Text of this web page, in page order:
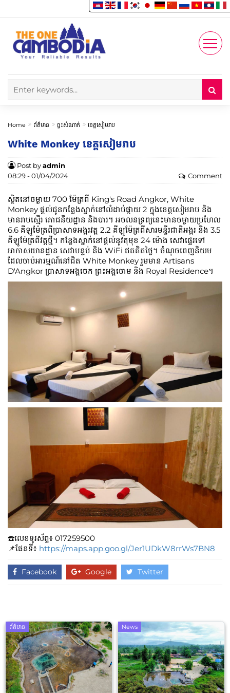
Account
Enjoy
Home ព័ត៌មាន ផ្ទះសំណាក់ ខេត្តសៀមរាប
White Monkey ខេត្តសៀមរាប
Post byadmin
08:29 - 01/04/2024
Comment
ស្ថិតនៅចម្ងាយ 700 ម៉ែត្រពី King's Road Angkor, White
Monkey ផ្តល់ជូនកន្លែងស្នាក់នៅលំដាប់ផ្កាយ 2 ក្នុងខេត្តសៀមរាប និង
មានរាបស្មើរ ភោជនីយដ្ឋាន និងបារ។ អចលនទ្រព្យនេះមានចម្ងាយប្រហែល
6.6 គីឡូម៉ែត្រពីប្រាសាទអង្គរវត្ត 2.2 គីឡូម៉ែត្រពីសារមន្ទីរជាតិអង្គរ និង 3.5
គីឡូម៉ែត្រពីវត្តថ្មី។ កន្លែងស្នាក់នៅផ្តល់នូវតុមុខ 24 ម៉ោង សេវាផ្ទេរទៅ
អាកាសយានដ្ឋាន សេវាបន្ទប់ និង WiFi ឥតគិតថ្លៃ។ ចំណុចពេញនិយម
ដែលចាប់អារម្មណ៍នៅជិត White Monkey រួមមាន Artisans
D'Angkor ប្រាសាទអង្គចេក ព្រះអង្គចោម និង Royal Residence។
☎️លេខទូរស័ព្ទ៖​​ 017259500
📌ផែនទី៖ https://maps.app.goo.gl/Jer1UDkW8rrWs7BN8
Facebook Google Twitter
ព័ត៌មាន News